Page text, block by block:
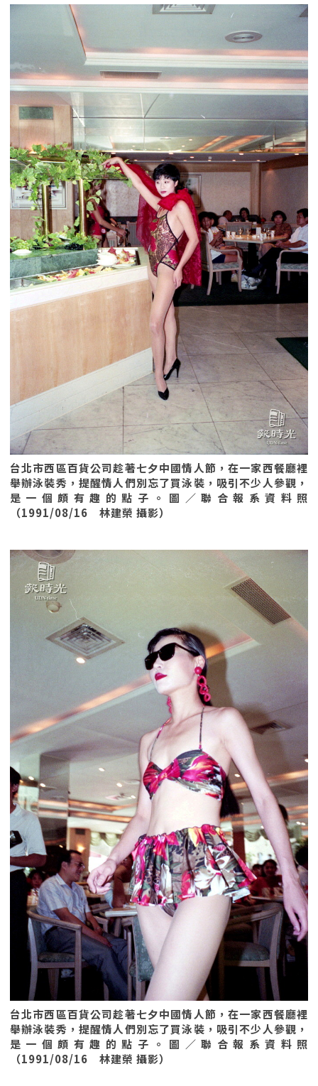
台北市西區百貨公司趁著七夕中國情人節，在一家西餐廳裡
舉辦泳裝秀，提醒情人們別忘了買泳裝，吸引不少人參觀，
是一個頗有趣的點子。圖／聯合報系資料照
（1991/08/16 林建榮 攝影）
台北市西區百貨公司趁著七夕中國情人節，在一家西餐廳裡
舉辦泳裝秀，提醒情人們別忘了買泳裝，吸引不少人參觀，
是一個頗有趣的點子。圖／聯合報系資料照
（1991/08/16 林建榮 攝影）